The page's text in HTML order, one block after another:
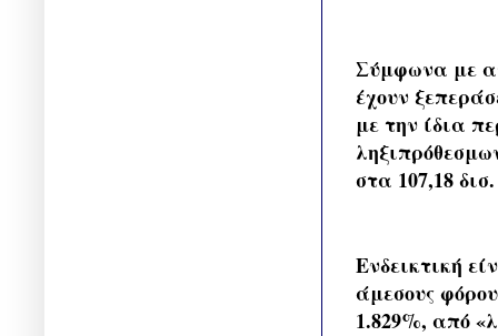
Σύμφωνα με
έχουν
με την ίδια
στα 107,18
Ενδεικτική
άμεσους
1.829%, από